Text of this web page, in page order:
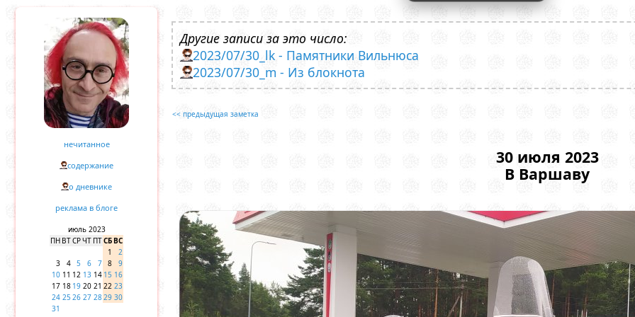
нечитанное
содержание
о дневнике
реклама в блоге
июль 2023
ПН ВТСРЧТ ПТСБВС
1
2
3
4 5 6 7 8
9
10 11 12 13 14 15 16
17 18 19 20 21 22 23
24 2526 27 2829 30
31
Другие записи за это число:
2023/07/30_lk - Памятники Вильнюса
2023/07/30_m - Из блокнота
<< предыдущая заметка
30 июля 2023
В Варшаву